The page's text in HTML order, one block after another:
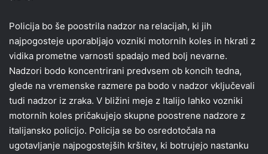
Policija bo še poostrila nadzor na relacijah, ki jih
najpogosteje uporabljajo vozniki motornih koles in hkrati z
vidika prometne varnosti spadajo med bolj nevarne.
Nadzori bodo koncentrirani predvsem ob koncih tedna,
glede na vremenske razmere pa bodo v nadzor vključevali
tudi nadzor iz zraka. V bližini meje z Italijo lahko vozniki
motornih koles pričakujejo skupne poostrene nadzore z
italijansko policijo. Policija se bo osredotočala na
ugotavljanje najpogostejših kršitev, ki botrujejo nastanku